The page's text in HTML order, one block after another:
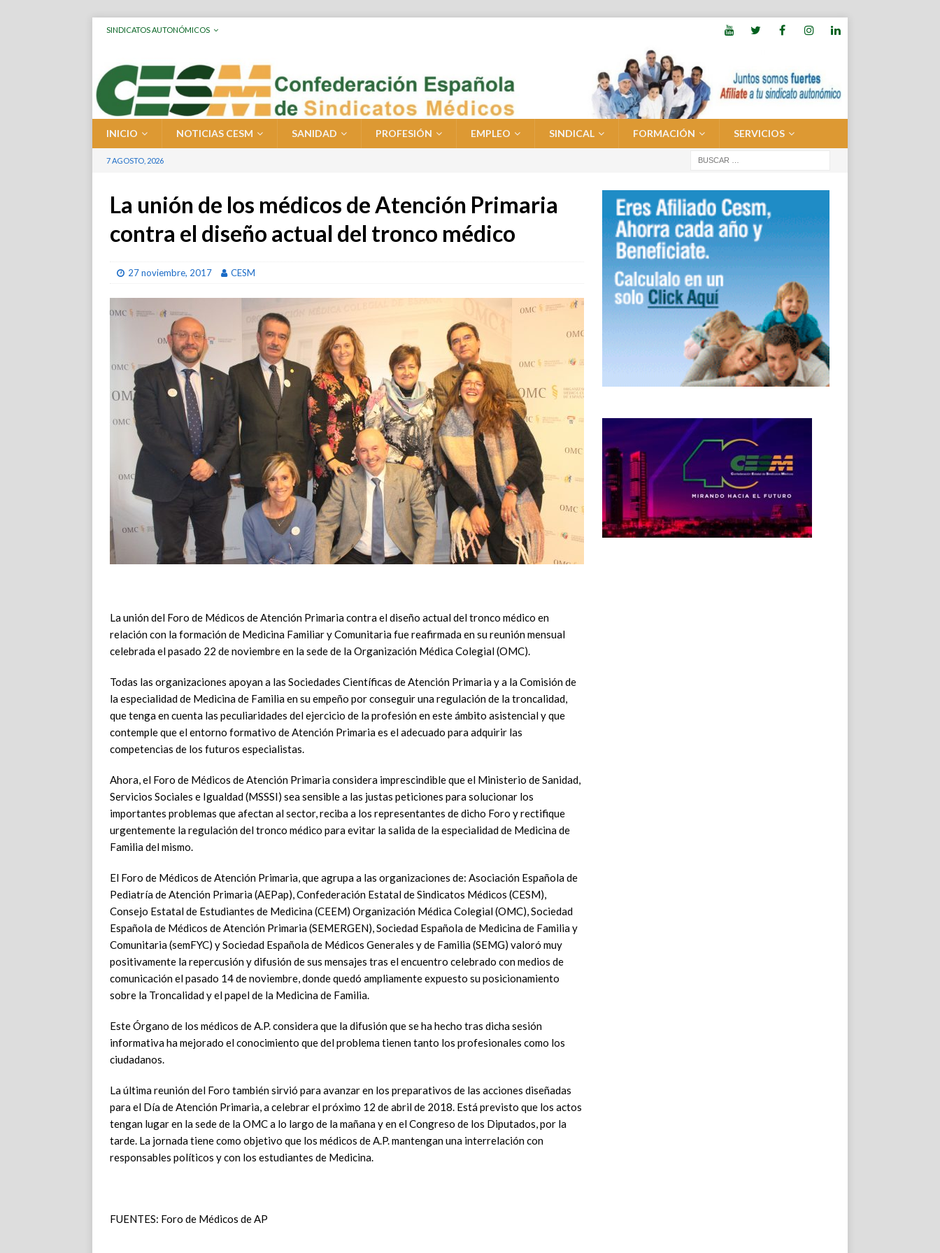
SINDICATOS AUTONÓMICOS
INICIO NOTICIAS CESM SANIDAD PROFESIÓN EMPLEO SINDICAL FORMACIÓN SERVICIOS
7 AGOSTO, 2026
La unión de los médicos de Atención Primaria
contra el diseño actual del tronco médico
27 noviembre, 2017 CESM
La unión del Foro de Médicos de Atención Primaria contra el diseño actual del tronco médico en
relación con la formación de Medicina Familiar y Comunitaria fue reafirmada en su reunión mensual
celebrada el pasado 22 de noviembre en la sede de la Organización Médica Colegial (OMC).
Todas las organizaciones apoyan a las Sociedades Científicas de Atención Primaria y a la Comisión de
la especialidad de Medicina de Familia en su empeño por conseguir una regulación de la troncalidad,
que tenga en cuenta las peculiaridades del ejercicio de la profesión en este ámbito asistencial y que
contemple que el entorno formativo de Atención Primaria es el adecuado para adquirir las
competencias de los futuros especialistas.
Ahora, el Foro de Médicos de Atención Primaria considera imprescindible que el Ministerio de Sanidad,
Servicios Sociales e Igualdad (MSSSI) sea sensible a las justas peticiones para solucionar los
importantes problemas que afectan al sector, reciba a los representantes de dicho Foro y rectifique
urgentemente la regulación del tronco médico para evitar la salida de la especialidad de Medicina de
Familia del mismo.
El Foro de Médicos de Atención Primaria, que agrupa a las organizaciones de: Asociación Española de
Pediatría de Atención Primaria (AEPap), Confederación Estatal de Sindicatos Médicos (CESM),
Consejo Estatal de Estudiantes de Medicina (CEEM) Organización Médica Colegial (OMC), Sociedad
Española de Médicos de Atención Primaria (SEMERGEN), Sociedad Española de Medicina de Familia y
Comunitaria (semFYC) y Sociedad Española de Médicos Generales y de Familia (SEMG) valoró muy
positivamente la repercusión y difusión de sus mensajes tras el encuentro celebrado con medios de
comunicación el pasado 14 de noviembre, donde quedó ampliamente expuesto su posicionamiento
sobre la Troncalidad y el papel de la Medicina de Familia.
Este Órgano de los médicos de A.P. considera que la difusión que se ha hecho tras dicha sesión
informativa ha mejorado el conocimiento que del problema tienen tanto los profesionales como los
ciudadanos.
La última reunión del Foro también sirvió para avanzar en los preparativos de las acciones diseñadas
para el Día de Atención Primaria, a celebrar el próximo 12 de abril de 2018. Está previsto que los actos
tengan lugar en la sede de la OMC a lo largo de la mañana y en el Congreso de los Diputados, por la
tarde. La jornada tiene como objetivo que los médicos de A.P. mantengan una interrelación con
responsables políticos y con los estudiantes de Medicina.
FUENTES: Foro de Médicos de AP